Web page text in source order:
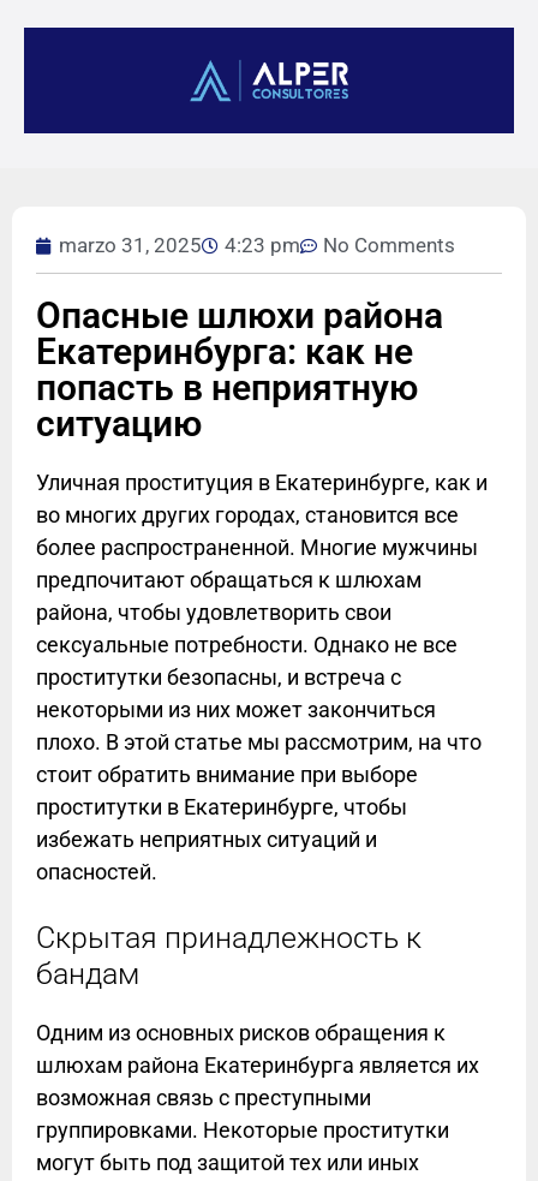
marzo 31, 2025 4:23 pm No Comments
Опасные шлюхи района
Екатеринбурга: как не
попасть в неприятную
ситуацию
Уличная проституция в Екатеринбурге, как и
во многих других городах, становится все
более распространенной. Многие мужчины
предпочитают обращаться к шлюхам
района, чтобы удовлетворить свои
сексуальные потребности. Однако не все
проститутки безопасны, и встреча с
некоторыми из них может закончиться
плохо. В этой статье мы рассмотрим, на что
стоит обратить внимание при выборе
проститутки в Екатеринбурге, чтобы
избежать неприятных ситуаций и
опасностей.
Скрытая принадлежность к
бандам
Одним из основных рисков обращения к
шлюхам района Екатеринбурга является их
возможная связь с преступными
группировками. Некоторые проститутки
могут быть под защитой тех или иных